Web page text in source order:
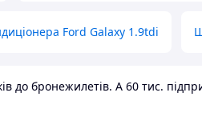
Ford Galaxy 1.9tdi
бронежилетів. А 60 тис.